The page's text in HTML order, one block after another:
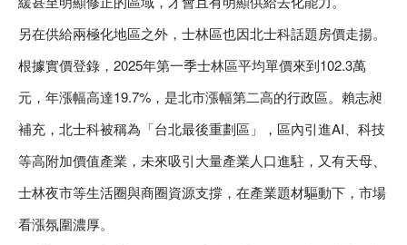
另在供給兩極化地區之外，士林區也因北士科話題房價走揚。
根據實價登錄，2025年第一季士林區平均單價來到102.3萬
元，年漲幅高達19.7%，是北市漲幅第二高的行政區。賴志昶
補充，北士科被稱為「台北最後重劃區」，區內引進AI、科技
等高附加價值產業，未來吸引大量產業人口進駐，又有天母、
士林夜市等生活圈與商圈資源支撐，在產業題材驅動下，市場
看漲氛圍濃厚。